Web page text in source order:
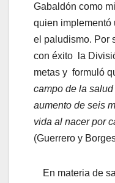
Gabaldón como
quien implementó
el paludismo. Por
con éxito la
metas y formuló
campo de la
aumento de seis
vida al nacer por
(Guerrero y
En materia de